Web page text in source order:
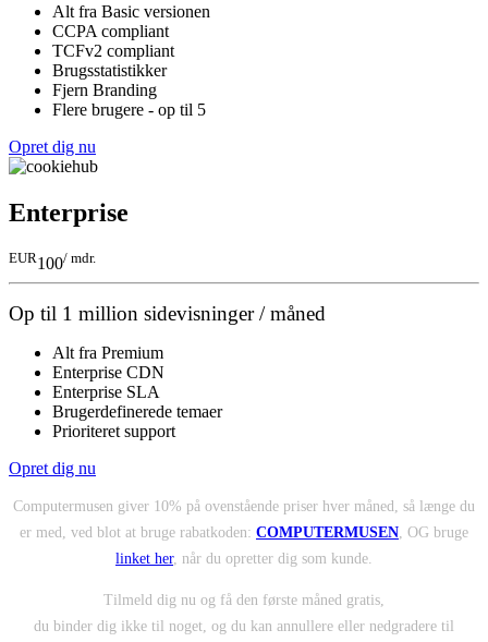
Alt fra Basic versionen
CCPA compliant
TCFv2 compliant
Brugsstatistikker
Fjern Branding
Flere brugere - op til 5
Opret dig nu
Enterprise
EUR100/ mdr.
Op til 1 million sidevisninger / måned
Alt fra Premium
Enterprise CDN
Enterprise SLA
Brugerdefinerede temaer
Prioriteret support
Opret dig nu
Computermusen giver 10% på ovenstående priser hver måned, så længe du
er med, ved blot at bruge rabatkoden: COMPUTERMUSEN , OG bruge
linket her, når du opretter dig som kunde.
Tilmeld dig nu og få den første måned gratis,
du binder dig ikke til noget, og du kan annullere eller nedgradere til